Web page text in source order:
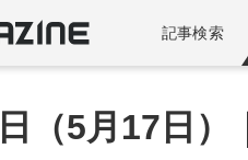
記事検索
（5月17日）